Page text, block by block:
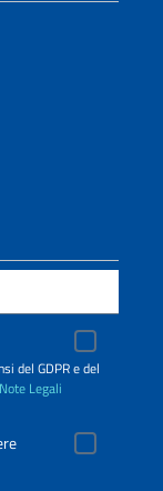
del GDPR e del
Note Legali